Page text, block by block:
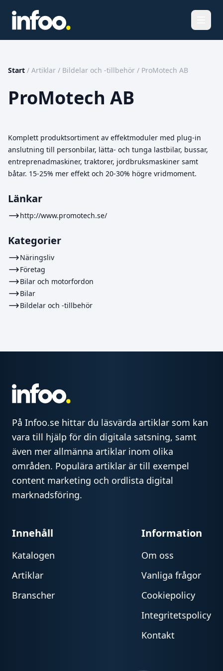
Start / Artiklar / Bildelar och -tillbehör / ProMotech AB
ProMotech AB
Komplett produktsortiment av effektmoduler med plug-in
anslutning till personbilar, lätta- och tunga lastbilar, bussar,
entreprenadmaskiner, traktorer, jordbruksmaskiner samt
båtar. 15-25% mer effekt och 20-30% högre vridmoment.
Länkar
http://www.promotech.se/
Kategorier
Näringsliv
Företag
Bilar och motorfordon
Bilar
Bildelar och -tillbehör
På Infoo.se hittar du läsvärda artiklar som kan
vara till hjälp för din digitala satsning, samt
även mer allmänna artiklar inom olika
områden. Populära artiklar är till exempel
content marketing och ordlista digital
marknadsföring.
Innehåll
Katalogen
Artiklar
Branscher
Information
Om oss
Vanliga frågor
Cookiepolicy
Integritetspolicy
Kontakt